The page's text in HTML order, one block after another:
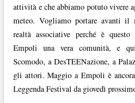
attività e che abbiamo potuto vivere
meteo. Vogliamo portare avanti il
realtà associative perché è
Empoli una vera comunità, e
Scomodo, a DesTEENazione, a
gli attori. Maggio a Empoli è
Leggenda Festival da giovedì